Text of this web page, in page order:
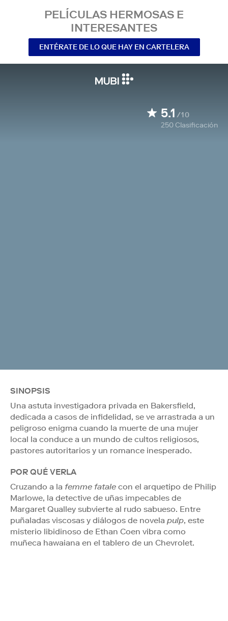
PELÍCULAS HERMOSAS E
INTERESANTES
ENTÉRATE DE LO QUE HAY EN CARTELERA
5.1 /10
250Clasificación
SINOPSIS
Una astuta investigadora privada en Bakersfield,
dedicada a casos de infidelidad, se ve arrastrada a un
peligroso enigma cuando la muerte de una mujer
local la conduce a un mundo de cultos religiosos,
pastores autoritarios y un romance inesperado.
POR QUÉ VERLA
Cruzando a la femme fatale con el arquetipo de Philip
Marlowe, la detective de uñas impecables de
Margaret Qualley subvierte al rudo sabueso. Entre
puñaladas viscosas y diálogos de novela pulp, este
misterio libidinoso de Ethan Coen vibra como
muñeca hawaiana en el tablero de un Chevrolet.